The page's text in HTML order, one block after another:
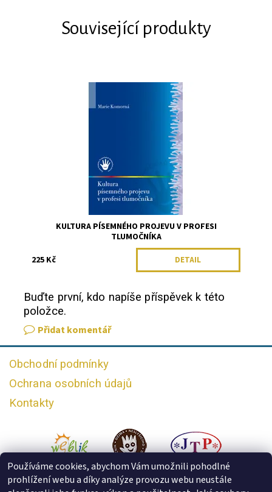
Související produkty
KULTURA PÍSEMNÉHO PROJEVU V PROFESI
TLUMOČNÍKA
225 Kč
DETAIL
Buďte první, kdo napíše příspěvek k této
položce.
Přidat komentář
Obchodní podmínky
Ochrana osobních údajů
Kontakty
Používáme cookies, abychom Vám umožnili pohodlné
prohlížení webu a díky analýze provozu webu neustále